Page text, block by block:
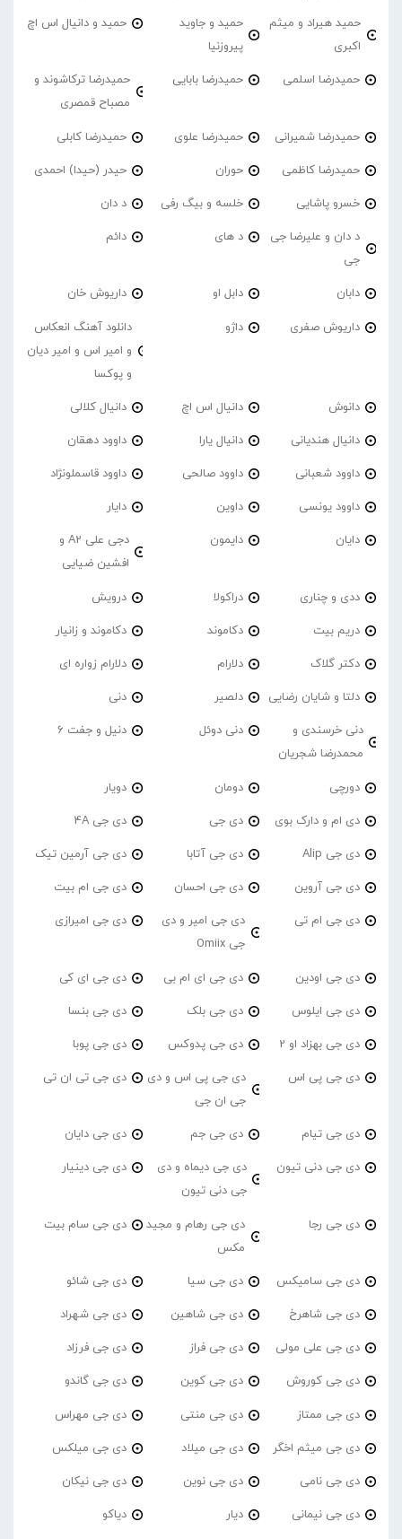
حمید هیراد و میثم
اکبری
حمید و جاوید
پیروزنیا
حمید و دانیال اس اچ
حمیدرضا اسلمی حمیدرضا بابایی
حمیدرضا ترکاشوند و
مصباح قمصری
حمیدرضا شمیرانی حمیدرضا علوی حمیدرضا کابلی
حمیدرضا کاظمی حوران حیدر (حیدا) احمدی
خسرو پاشایی خلسه و بیگ رفی د دان
د دان و علیرضا جی
جی
د های دائم
دابان دابل او داریوش خان
داریوش صفری داژو
دانلود آهنگ انعکاس
و امیر اس و امیر دیان
و پوکسا
دانوش دانیال اس اچ دانیال کلالی
دانیال هندیانی دانیال یارا داوود دهقان
داوود شعبانی داوود صالحی داوود قاسملونژاد
داوود یونسی داوین دایار
دایان دایمون
دجی علی A2 و
افشین ضیایی
ددی و چناری دراکولا درویش
دریم بیت دکاموند دکاموند و زانیار
دکتر گلاک دلارام دلارام زواره ای
دلتا و شایان رضایی دلصیر دنی
دنی خرسندی و
محمدرضا شجریان
دنی دوئل دنیل و جفت 6
دورچی دومان دویار
دی ام و دارک بوی دی جی دی جی 4A
دی جی Alip دی جی آتابا دی جی آرمین تیک
دی جی آروین دی جی احسان دی جی ام بیت
دی جی ام تی
دی جی امیر و دی
جی Omiix
دی جی امیرازی
دی جی اودین دی جی ای ام بی دی جی ای کی
دی جی ایلوس دی جی بلک دی جی بنسا
دی جی بهزاد او 2 دی جی پدوکس دی جی پوبا
دی جی پی اس
دی جی پی اس و دی
جی ان جی
دی جی تی ان تی
دی جی تیام دی جی جم دی جی دایان
دی جی دنی تیون
دی جی دیماه و دی
جی دنی تیون
دی جی دینیار
دی جی رجا
دی جی رهام و مجید
مکس
دی جی سام بیت
دی جی سامیکس دی جی سیا دی جی شائو
دی جی شاهرخ دی جی شاهین دی جی شهراد
دی جی علی مولی دی جی فراز دی جی فرزاد
دی جی کوروش دی جی کوین دی جی گاندو
دی جی ممتاز دی جی منتی دی جی مهراس
دی جی میثم اخگر دی جی میلاد دی جی میلکس
دی جی نامی دی جی نوین دی جی نیکان
دی جی نیمانی دیار دیاکو